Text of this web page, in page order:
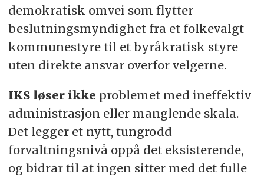
demokratisk omvei som flytter
beslutningsmyndighet fra et folkevalgt
kommunestyre til et byråkratisk styre
uten direkte ansvar overfor velgerne.
IKS løser ikke problemet med ineffektiv
administrasjon eller manglende skala.
Det legger et nytt, tungrodd
forvaltningsnivå oppå det eksisterende,
og bidrar til at ingen sitter med det fulle